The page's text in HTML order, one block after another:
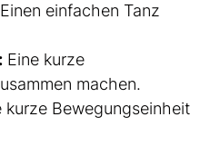
Einen einfachen Tanz
Eine kurze
machen.
kurze Bewegungseinheit